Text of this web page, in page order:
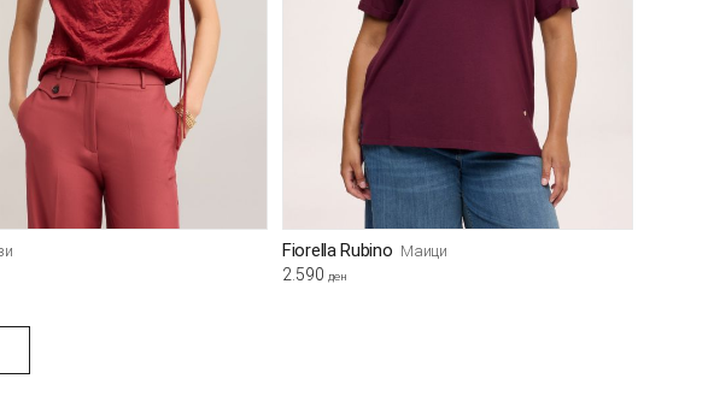
Fiorella Rubino Маици
2.590 ден